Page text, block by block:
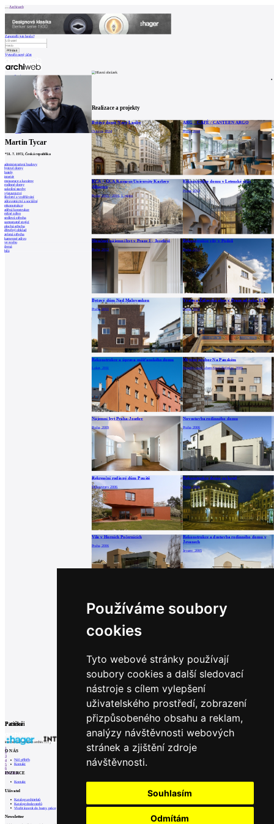
Používáme soubory
cookies
Tyto webové stránky používají
soubory cookies a další sledovací
nástroje s cílem vylepšení
uživatelského prostředí, zobrazení
přizpůsobeného obsahu a reklam,
analýzy návštěvnosti webových
stránek a zjištění zdroje
návštěvnosti.
Souhlasím
Odmítám
Archiweb
Zapoměli jste heslo?
Vytvořit nový účet
Zprávy
165
Martin Tycar
*31. 7. 1972, Česká republika
administrativní budovy
bytové domy
hotely
interiér
restaurace a kavárny
rodinné domy
sakrální stavby
výstavnictví
školství a vzdělávání
zdravotnictví a sociální
rekonstrukce
zděná konstrukce
režné zdivo
sedlová střecha
samostatně stojící
plochá střecha
dřevěný obklad
zelená střecha
kamenné zdivo
ve svahu
černá
bílá
Realizace a projekty
Bytové domy Nové Lauby
Ostrava, 2024
ARG _ CAFÉ / CANTEEN ARGO
Praha, 2018
BCA + GCA Kampus University Karlovy
Albertov
Praha, 2015 - 2016, 1. místo
Rekonstrukce domu v Letenské ulici
Praha, 2013
Sloučený nájemní byt v Praze 1 - Josefově
Praha, 2012
Rekonstrukce vily v Podolí
Praha, 2011
Bytový dům Nad Malovankou
Praha, 2011
Výstava Židovská obec v Praze od roku 1945
Praha, 2011
Rekonstrukce a úprava měšťanského domu
Loket, 2011
Obytný soubor Na Panském
Brandýs nad Labem-Stará Boleslav, 2009
Nájemní byt Praha-Josefov
Praha, 2009
Novostavba rodinného domu
Praha, 2006
Rekreační rodinný dům Pouště
Mokrovraty, 2006
Rekonstrukce domu na hotel
Praha, 2006
Vila v Horních Počernicích
Praha, 2006
Rekonstrukce a dostavba rodinného domu v
Jevanech
Jevany, 2005
Praha, 2005 Praha, 2004
Rekonstrukce a dostavba synagogy v Praze
Praha, 2004
0 20.12.2017|Proluka v centru Ostravy by se mohla začít zastavovat v roce 2019
Partneři
1
2
3
4
5
6
PrevNext
Patička
internetové centrum architektury
O NÁS
Náš příběh
Kontakt
INZERCE
Kontakt
Uživatel
Katalog architektů
Katalog dodavatelů
Vložit inzerát do burzy práce
Newsletter